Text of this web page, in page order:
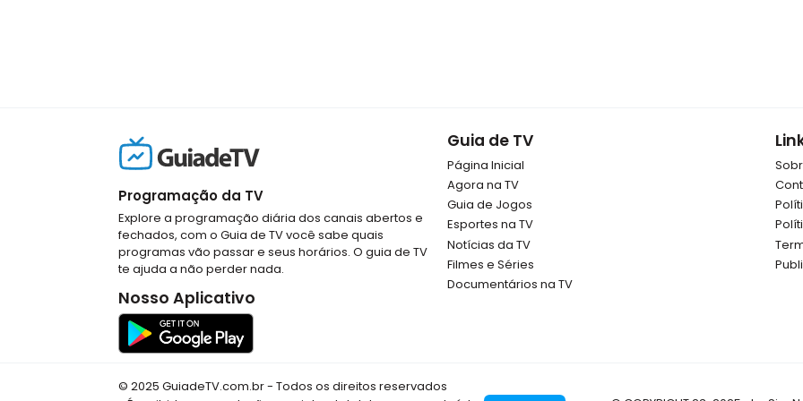
Programação da TV
Explore a programação diária dos canais abertos e
fechados, com o Guia de TV você sabe quais
programas vão passar e seus horários. O guia de TV
te ajuda a não perder nada.
Nosso Aplicativo
Guia de TV
Página Inicial
Agora na TV
Guia de Jogos
Esportes na TV
Notícias da TV
Filmes e Séries
Documentários na TV
© 2025 GuiadeTV.com.br - Todos os direitos reservados